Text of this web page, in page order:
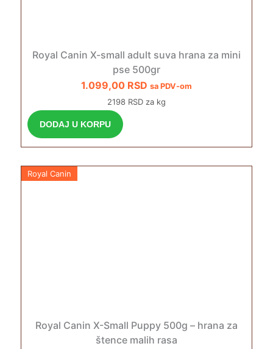
Royal Canin X-small adult suva hrana za mini
pse 500gr
1.099,00 RSD sa PDV-om
2198 RSD za kg
DODAJ U KORPU
Royal Canin
Royal Canin X-Small Puppy 500g – hrana za
štence malih rasa